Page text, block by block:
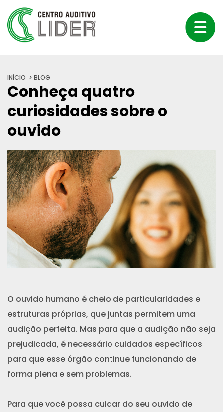
INÍCIO BLOG
Conheça quatro
curiosidades sobre o
ouvido
O ouvido humano é cheio de particularidades e
estruturas próprias, que juntas permitem uma
audição perfeita. Mas para que a audição não seja
prejudicada, é necessário cuidados específicos
para que esse órgão continue funcionando de
forma plena e sem problemas.
Para que você possa cuidar do seu ouvido de